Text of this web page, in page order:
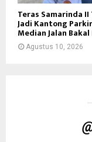
Teras Samarinda II
Jadi Kantong
Median Jalan
Agustus 10, 2026